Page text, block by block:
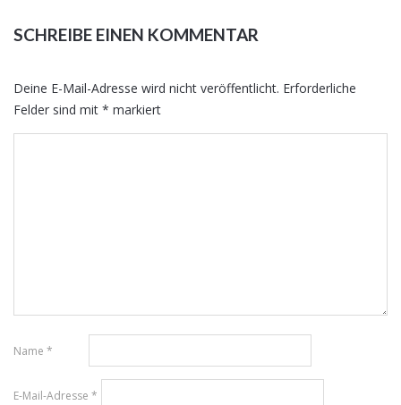
SCHREIBE EINEN KOMMENTAR
Deine E-Mail-Adresse wird nicht veröffentlicht. Erforderliche
Felder sind mit * markiert
Name *
E-Mail-Adresse *